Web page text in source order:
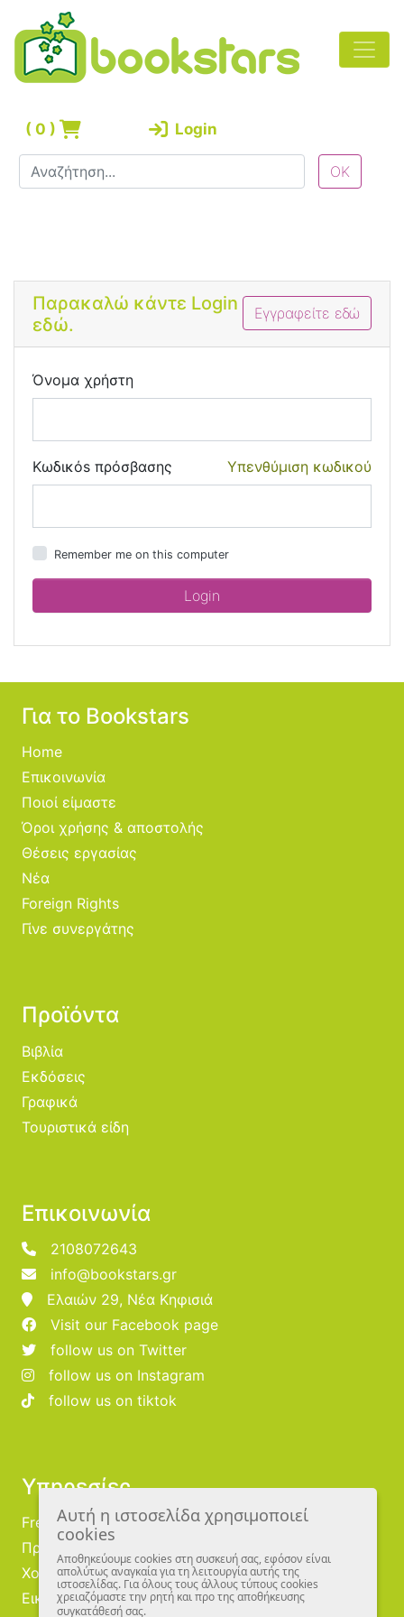
( 0 ) Login
Εγγραφείτε εδώ
Παρακαλώ κάντε Login
εδώ.
Όνομα χρήστη
Υπενθύμιση κωδικού
Κωδικόs πρόσβασης
Remember me on this computer
Για το Bookstars
Home
Επικοινωνία
Ποιοί είμαστε
Όροι χρήσης & αποστολής
Θέσεις εργασίας
Νέα
Foreign Rights
Γίνε συνεργάτης
Προϊόντα
Βιβλία
Εκδόσεις
Γραφικά
Τουριστικά είδη
Επικοινωνία
2108072643
info@bookstars.gr
Ελαιών 29, Νέα Κηφισιά
Visit our Facebook page
follow us on Twitter
follow us on Instagram
follow us on tiktok
Υπηρεσίες
Free Publishing
Προμηθευτές
Χονδρική
Εικονογράφοι
Αυτή η ιστοσελίδα χρησιμοποιεί
cookies
Αποθηκεύουμε cookies στη συσκευή σας, εφόσον είναι
απολύτως αναγκαία για τη λειτουργία αυτής της
ιστοσελίδας. Για όλους τους άλλους τύπους cookies
χρειαζόμαστε την ρητή και προ της αποθήκευσης
συγκατάθεσή σας.